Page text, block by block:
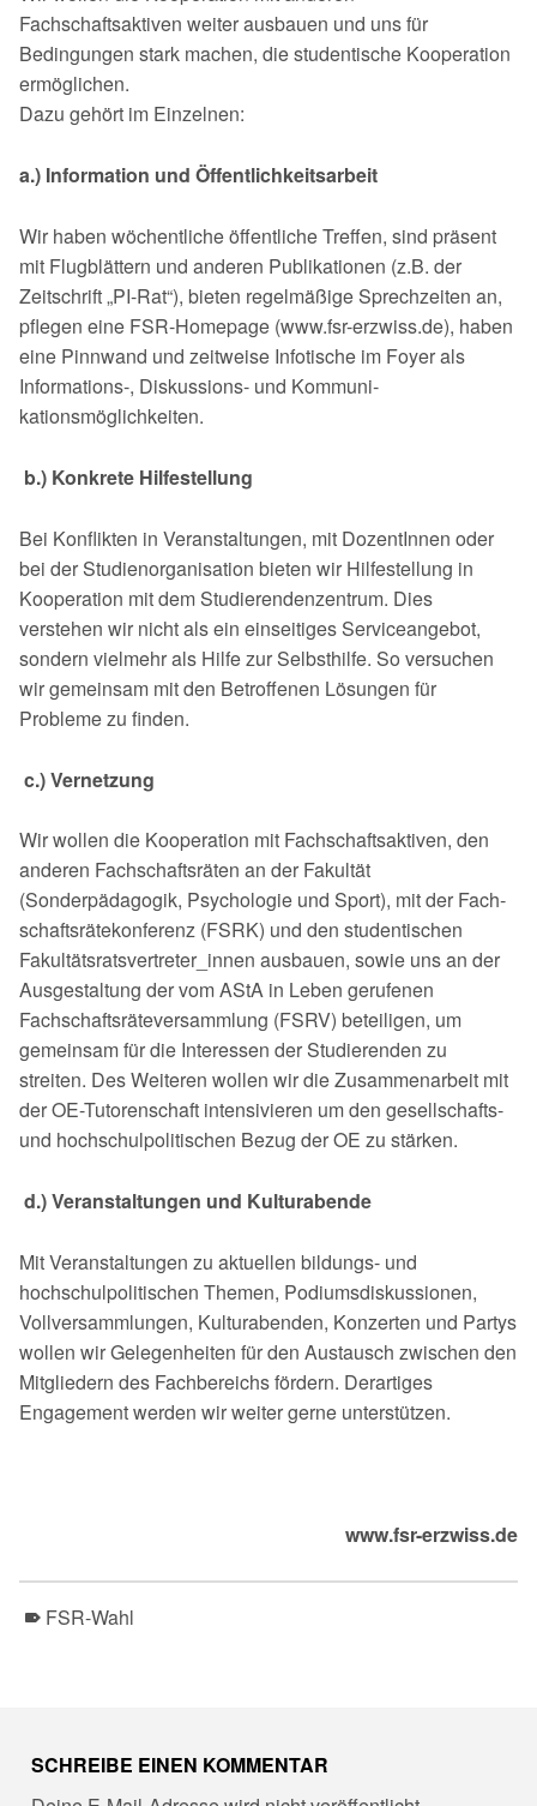
Fachschaftsaktiven weiter ausbauen und uns für
Bedingungen stark machen, die studentische Kooperation
ermöglichen.
Dazu gehört im Einzelnen:
a.) Information und Öffentlichkeitsarbeit
Wir haben wöchentliche öffentliche Treffen, sind präsent
mit Flugblättern und an­deren Publikationen (z.B. der
Zeitschrift „PI-Rat“), bieten regelmäßige Sprechzei­ten an,
pflegen eine FSR-Homepage (www.fsr-erzwiss.de), haben
eine Pinnwand und zeitweise Infotische im Foyer als
Informations-, Diskussions- und Kommuni­
kationsmöglichkeiten.
b.) Konkrete Hilfestellung
Bei Konflikten in Veranstaltungen, mit DozentInnen oder
bei der Studienorganisa­tion bieten wir Hilfestellung in
Kooperation mit dem Studierendenzentrum. Dies
verstehen wir nicht als ein einseitiges Serviceangebot,
sondern vielmehr als Hilfe zur Selbsthilfe. So versuchen
wir gemeinsam mit den Betroffenen Lösungen für
Probleme zu finden.
c.) Vernetzung
Wir wollen die Kooperation mit Fachschaftsaktiven, den
anderen Fachschaftsrä­ten an der Fakultät
(Sonderpädagogik, Psychologie und Sport), mit der Fach­
schaftsrätekonferenz (FSRK) und den studentischen
Fakultätsratsvertreter_innen ausbauen, sowie uns an der
Ausgestaltung der vom AStA in Leben gerufenen
Fachschaftsräteversammlung (FSRV) beteiligen, um
gemeinsam für die Interessen der Studierenden zu
streiten. Des Weiteren wollen wir die Zusammenarbeit mit
der OE-Tutorenschaft intensivieren um den gesellschafts-
und hochschulpolitischen Bezug der OE zu stärken.
d.) Veranstaltungen und Kulturabende
Mit Veranstaltungen zu aktuellen bildungs- und
hochschulpolitischen Themen, Podiumsdiskussionen,
Vollversammlungen, Kulturabenden, Konzerten und Partys
wollen wir Gelegenheiten für den Austausch zwischen den
Mitgliedern des Fach­bereichs fördern. Derartiges
Engagement werden wir weiter gerne unterstützen.
www.fsr-erzwiss.de
FSR-Wahl
SCHREIBE EINEN KOMMENTAR